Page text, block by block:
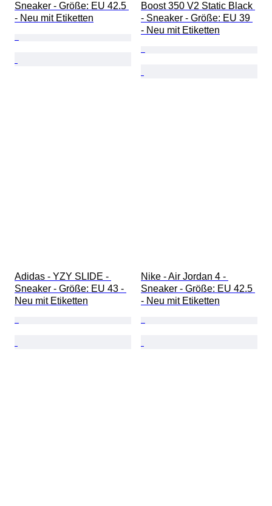
Sneaker - Größe: EU 42.5
- Neu mit Etiketten
Boost 350 V2 Static Black
- Sneaker - Größe: EU 39
- Neu mit Etiketten
Adidas - YZY SLIDE -
Sneaker - Größe: EU 43 -
Neu mit Etiketten
Nike - Air Jordan 4 -
Sneaker - Größe: EU 42.5
- Neu mit Etiketten